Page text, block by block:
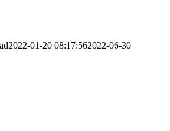
2022-01-20 08:17:562022-06-30